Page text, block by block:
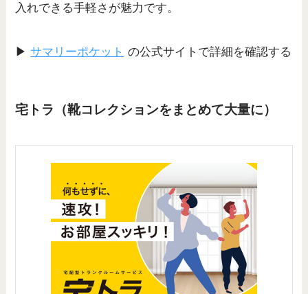
入れできる手軽さが魅力です。
▶サマリーポケット の公式サイトで詳細を確認する
宅トラ（靴コレクションをまとめて大量に）